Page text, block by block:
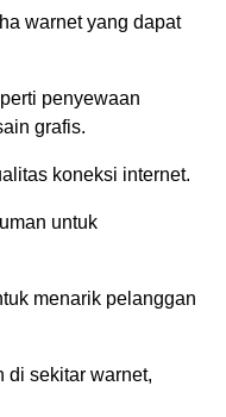
warnet yang dapat
penyewaan
grafis.
koneksi internet.
untuk
menarik pelanggan
di sekitar warnet,